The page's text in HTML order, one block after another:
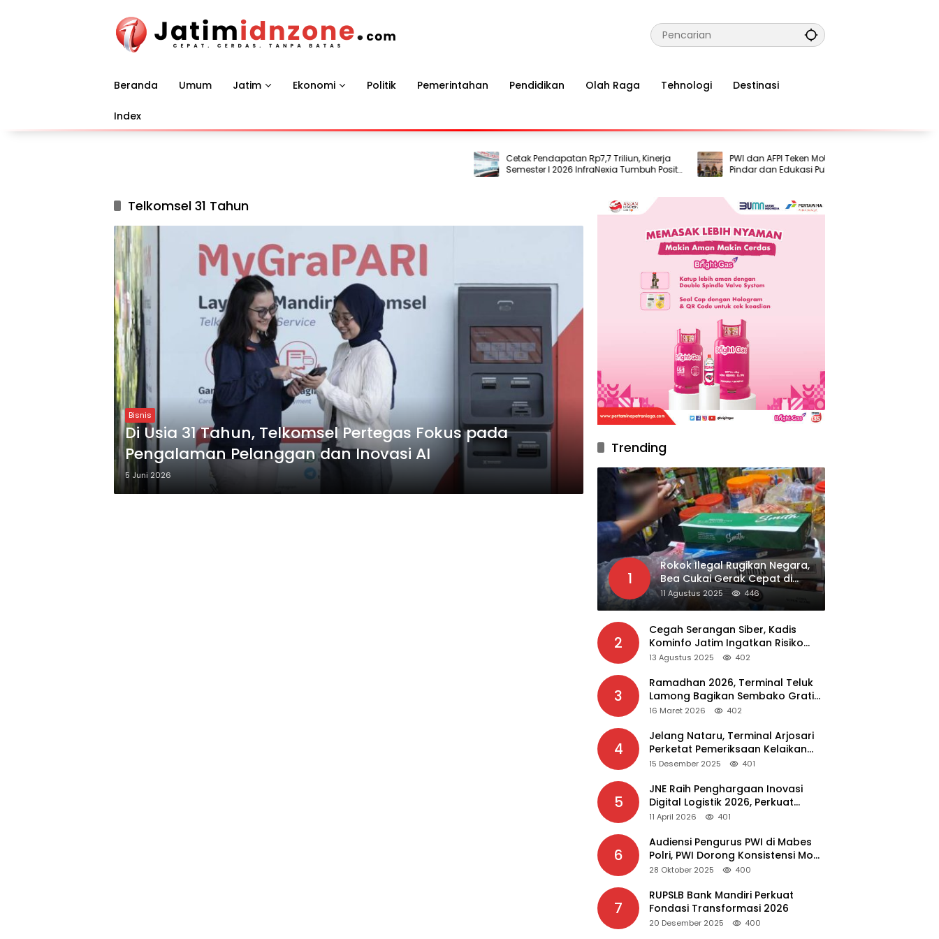
Beranda Umum Jatim Ekonomi Politik Pemerintahan Pendidikan Olah Raga Tehnologi Destinasi
Index
Cetak Pendapatan Rp7,7 Triliun, Kinerja
Semester I 2026 InfraNexia Tumbuh Positif
dan Perkuat Daya Saing Industri Digital
PWI dan AFPI Teken MoU, Perkuat Literasi
Pindar dan Edukasi Publik Cegah Pinjol
Ilegal
Telkomsel 31 Tahun
Bisnis
Di Usia 31 Tahun, Telkomsel Pertegas Fokus pada
Pengalaman Pelanggan dan Inovasi AI
5 Juni 2026
Trending
1
Rokok Ilegal Rugikan Negara,
Bea Cukai Gerak Cepat di
Giripurno
11 Agustus 2025 446
2
Cegah Serangan Siber, Kadis
Kominfo Jatim Ingatkan Risiko
Malware dari Aplikasi Bajakan
13 Agustus 2025 402
3
Ramadhan 2026, Terminal Teluk
Lamong Bagikan Sembako Gratis
dan Takjil untuk Masyarakat
16 Maret 2026 402
4
Jelang Nataru, Terminal Arjosari
Perketat Pemeriksaan Kelaikan
Bus
15 Desember 2025 401
5
JNE Raih Penghargaan Inovasi
Digital Logistik 2026, Perkuat
Transformasi Layanan
11 April 2026 401
6
Audiensi Pengurus PWI di Mabes
Polri, PWI Dorong Konsistensi MoU
Dewan Pers – Polri
28 Oktober 2025 400
7
RUPSLB Bank Mandiri Perkuat
Fondasi Transformasi 2026
20 Desember 2025 400